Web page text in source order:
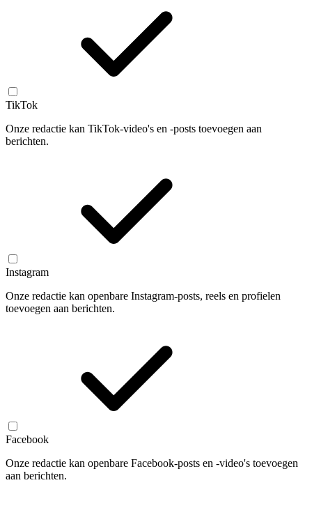
TikTok
Onze redactie kan TikTok-video's en -posts toevoegen aan
berichten.
Instagram
Onze redactie kan openbare Instagram-posts, reels en profielen
toevoegen aan berichten.
Facebook
Onze redactie kan openbare Facebook-posts en -video's toevoegen
aan berichten.